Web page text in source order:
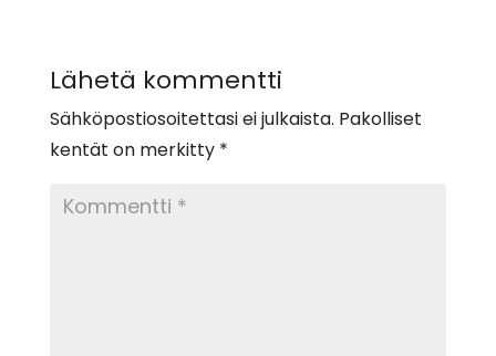
Lähetä kommentti
Sähköpostiosoitettasi ei julkaista. Pakolliset
kentät on merkitty *